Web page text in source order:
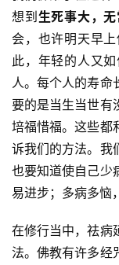
佛
教
人
物
寺
院
巡
礼
视
频
登录
想到生死事大，
会，也许明天早
此，年轻的人又
人。每个人的寿命
要的是当生当世有
培福惜福。这些都
诉我们的方法。我
也要知道使自己少
易进步；多病多恼
在修行当中，祛病
法。佛教有许多经